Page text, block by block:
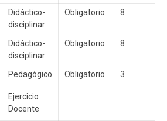
Didáctico-
disciplinar
Obligatorio 8
Didáctico-
disciplinar
Obligatorio 8
Pedagógico
Ejercicio
Docente
Obligatorio 3